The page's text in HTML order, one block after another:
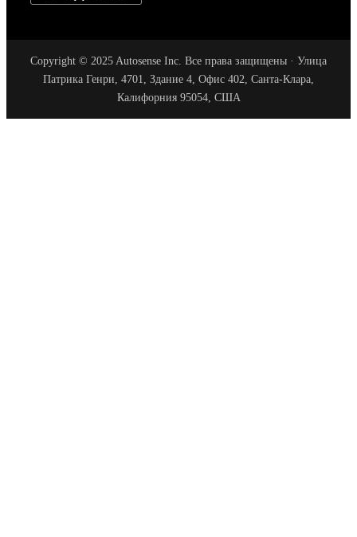
Copyright © 2025 Autosense Inc. Все права защищены · Улица
Патрика Генри, 4701, Здание 4, Офис 402, Санта-Клара,
Калифорния 95054, США